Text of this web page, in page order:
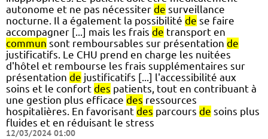
autonome et ne pas nécessiter de surveillance
nocturne. Il a également la possibilité de se faire
accompagner [...] mais les frais de transport en
commun sont remboursables sur présentation de
justificatifs. Le CHU prend en charge les nuitées
d'hôtel et rembourse les frais supplémentaires sur
présentation de justificatifs [...] l'accessibilité aux
soins et le confort des patients, tout en contribuant à
une gestion plus efficace des ressources
hospitalières. En favorisant des parcours de soins plus
fluides et en réduisant le stress
12/03/2024 01:00